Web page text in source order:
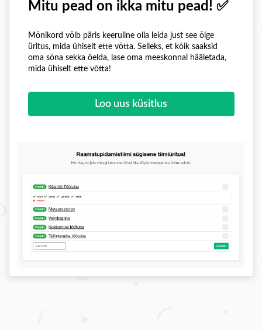
Mitu pead on ikka mitu pead! ✅
Mõnikord võib päris keeruline olla leida just see õige
üritus, mida ühiselt ette võtta. Selleks, et kõik saaksid
oma sõna sekka öelda, lase oma meeskonnal hääletada,
mida ühiselt ette võtta!
Loo uus küsitlus